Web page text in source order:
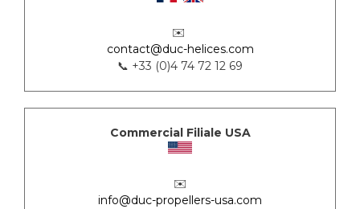
✉️
contact@duc-helices.com
📞 +33 (0)4 74 72 12 69
Commercial Filiale USA
✉️
info@duc-propellers-usa.com